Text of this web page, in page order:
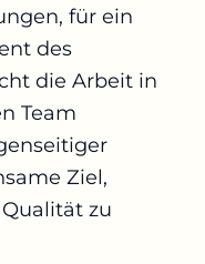
für ein
des
die Arbeit in
Team
Ziel,
zu